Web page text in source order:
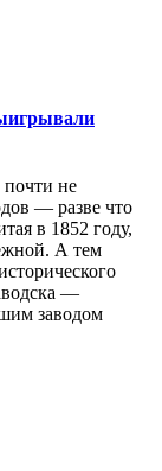
почти не
— разве что
в 1852 году,
А тем
—
заводом